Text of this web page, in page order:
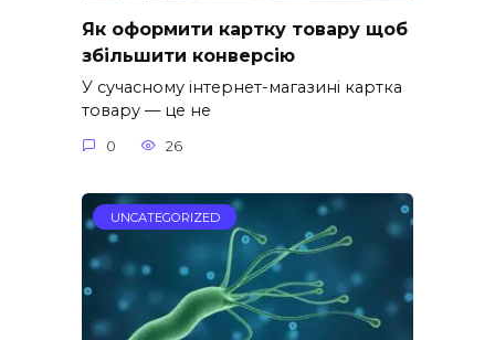
Як оформити картку товару щоб
збільшити конверсію
У сучасному інтернет-магазині картка
товару — це не
0 26
UNCATEGORIZED